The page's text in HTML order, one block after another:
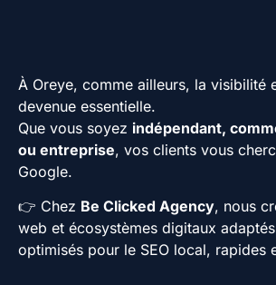
À Oreye, comme ailleurs, la visibilité
devenue essentielle.
Que vous soyez indépendant,
ou entreprise, vos clients vous
Google.
👉 Chez Be Clicked Agency, nous
web et écosystèmes digitaux
optimisés pour le SEO local, rapides